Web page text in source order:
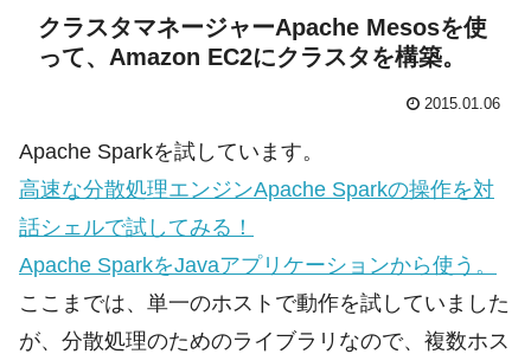
クラスタマネージャーApache Mesosを使
って、Amazon EC2にクラスタを構築。
2015.01.06
Apache Sparkを試しています。
高速な分散処理エンジンApache Sparkの操作を対
話シェルで試してみる！
Apache SparkをJavaアプリケーションから使う。
ここまでは、単一のホストで動作を試していました
が、分散処理のためのライブラリなので、複数ホス